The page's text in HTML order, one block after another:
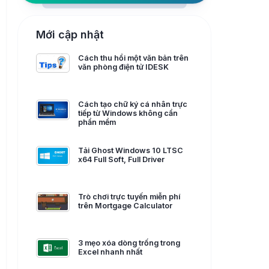
Mới cập nhật
Cách thu hồi một văn bản trên
văn phòng điện tử IDESK
Cách tạo chữ ký cá nhân trực
tiếp từ Windows không cần
phần mềm
Tải Ghost Windows 10 LTSC
x64 Full Soft, Full Driver
Trò chơi trực tuyến miễn phí
trên Mortgage Calculator
3 mẹo xóa dòng trống trong
Excel nhanh nhất